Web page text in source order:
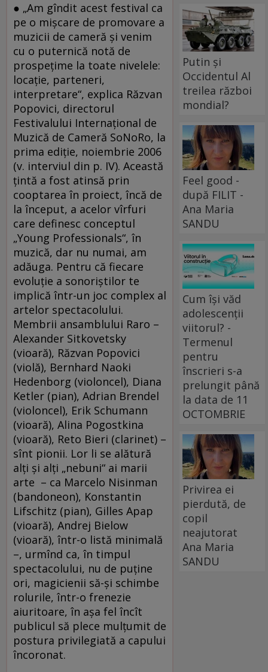
● „Am gîndit acest festival ca
pe o mişcare de promovare a
muzicii de cameră şi venim
cu o puternică notă de
prospeţime la toate nivelele:
locaţie, parteneri,
interpretare“, explica Răzvan
Popovici, directorul
Festivalului Internaţional de
Muzică de Cameră SoNoRo, la
prima ediţie, noiembrie 2006
(v. interviul din p. IV). Această
ţintă a fost atinsă prin
cooptarea în proiect, încă de
la început, a acelor vîrfuri
care definesc conceptul
„Young Professionals“, în
muzică, dar nu numai, am
adăuga. Pentru că fiecare
evoluţie a sonoriştilor te
implică într-un joc complex al
artelor spectacolului.
Membrii ansamblului Raro –
Alexander Sitkovetsky
(vioară), Răzvan Popovici
(violă), Bernhard Naoki
Hedenborg (violoncel), Diana
Ketler (pian), Adrian Brendel
(violoncel), Erik Schumann
(vioară), Alina Pogostkina
(vioară), Reto Bieri (clarinet) –
sînt pionii. Lor li se alătură
alţi şi alţi „nebuni“ ai marii
arte – ca Marcelo Nisinman
(bandoneon), Konstantin
Lifschitz (pian), Gilles Apap
(vioară), Andrej Bielow
(vioară), într-o listă minimală
–, urmînd ca, în timpul
spectacolului, nu de puţine
ori, magicienii să-şi schimbe
rolurile, într-o frenezie
aiuritoare, în aşa fel încît
publicul să plece mulţumit de
postura privilegiată a capului
încoronat.
Putin și
Occidentul Al
treilea război
mondial?
Feel good -
după FILIT -
Ana Maria
SANDU
Cum își văd
adolescenții
viitorul? -
Termenul
pentru
înscrieri s-a
prelungit până
la data de 11
OCTOMBRIE
Privirea ei
pierdută, de
copil
neajutorat
Ana Maria
SANDU